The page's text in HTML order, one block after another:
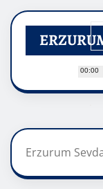
00:00
Erzurum